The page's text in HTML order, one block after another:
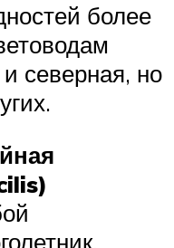
более
северная, но